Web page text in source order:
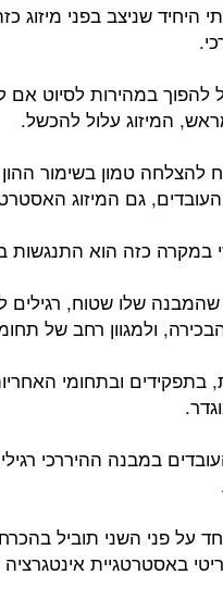
היחיד שניצב בפני מיזוג
להפוך במהירות לסיוט אם
המיזוג עלול להכשל.
טמון בשימור
גם המיזוג
כזה הוא התנגשות בין
שהמבנה שלו שטוח,
ולמגוון רחב של
בתפקידים ובתחומי
במבנה ההיררכי
על פני השני תוביל
באסטרטגיית